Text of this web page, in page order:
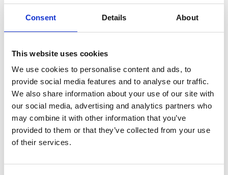
Consent Details About
This website uses cookies
We use cookies to personalise content and ads, to
provide social media features and to analyse our traffic.
We also share information about your use of our site with
our social media, advertising and analytics partners who
may combine it with other information that you’ve
provided to them or that they’ve collected from your use
of their services.
necesidades específicas de las empresas, brindando
un impulso tangible a la colaboración y el logro
conjunto. En resumen, fomentar el trabajo en equipo
potenciar la colaboración y alcanzar logros
conjuntos. Con Speakap, las empresas pueden
transformar la dinámica de sus equipos, impulsando
la creatividad y logrando resultados exitosos de
manera efectiva.